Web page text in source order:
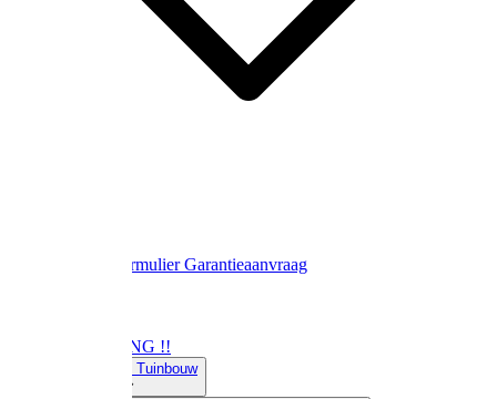
RetourformulierGarantieaanvraag
OPRUIMING !!
01) Land-& Tuinbouw